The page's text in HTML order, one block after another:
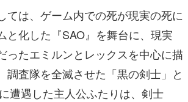
ては、ゲーム内での死が現実の死に
と化した『SAO』を舞台に、現実
ったエミルンとレックスを中心に描
調査隊を全滅させた「黒の剣士」と
に遭遇した主人公ふたりは、剣士